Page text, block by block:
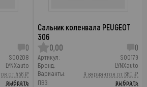
0
SO0208
LYNXauto
от 456 ₽
выбрать
Сальник коленвала PEUGEOT
306
0,00
0
Артикул:
SO0179
Бренд:
LYNXauto
Варианты:
9 вариантов от 660 ₽
ПВЗ:
выбрать